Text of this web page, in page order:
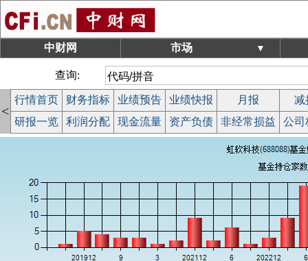
中财网 市场 ▼
查询:
<
行情首页 财务指标 业绩预告 业绩快报 月报
减
研报一览
利润分配 现金流量 资产负债 非经常损益 公司